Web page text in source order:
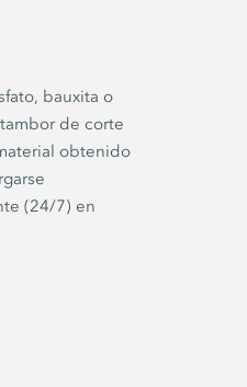
bauxita o
de corte
obtenido
(24/7) en